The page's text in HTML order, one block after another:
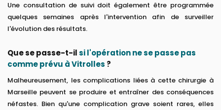
Une consultation de suivi doit également être programmée
quelques semaines après l'intervention afin de surveiller
l'évolution des résultats.
Que se passe-t-ilsi l'opération ne se passe pas
comme prévu à Vitrolles ?
Malheureusement, les complications liées à cette chirurgie à
Marseille peuvent se produire et entraîner des conséquences
néfastes. Bien qu'une complication grave soient rares, elles